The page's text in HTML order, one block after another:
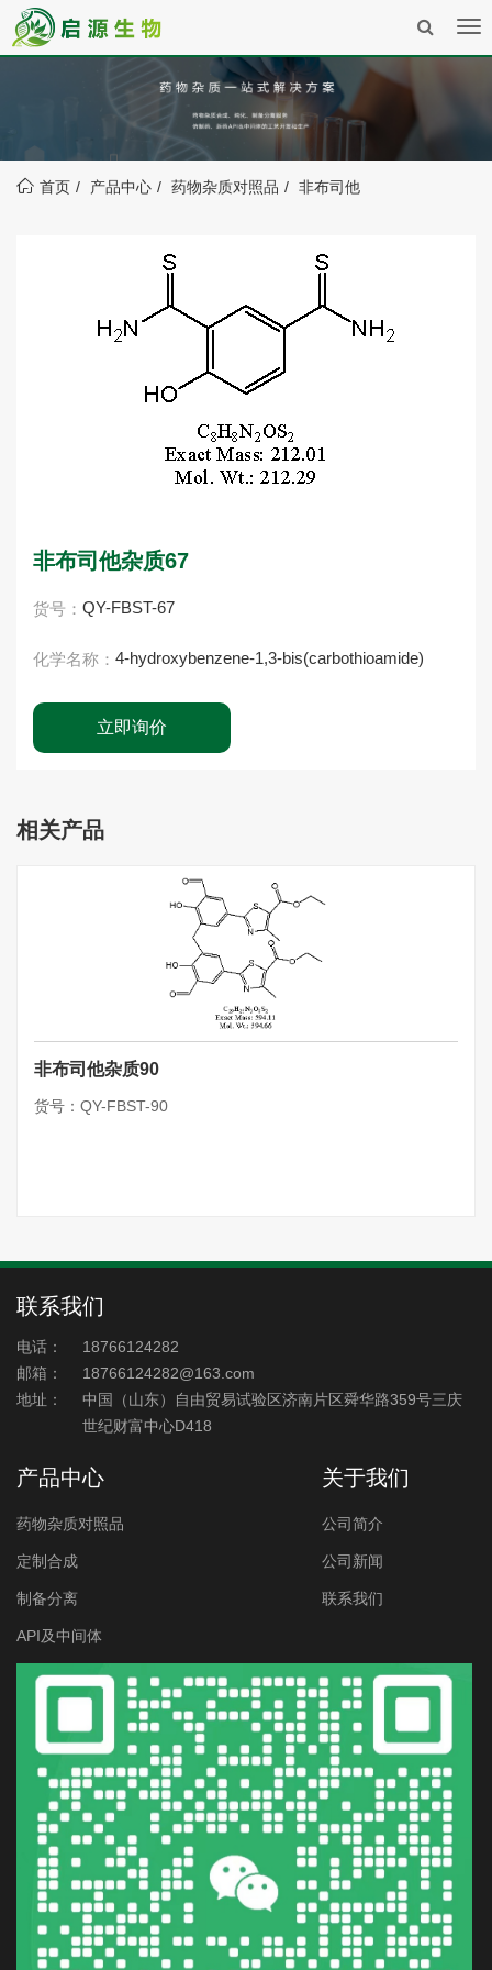
首页 产品中心 药物杂质对照品 非布司他
非布司他杂质67
货号： QY-FBST-67
化学名称： 4-hydroxybenzene-1,3-bis(carbothioamide)
立即询价
相关产品
非布司他杂质90
货号：QY-FBST-90
联系我们
电话：
18766124282
邮箱：
18766124282@163.com
地址：
中国（山东）自由贸易试验区济南片区舜华路359号三庆
世纪财富中心D418
产品中心
药物杂质对照品
定制合成
制备分离
API及中间体
关于我们
公司简介
公司新闻
联系我们